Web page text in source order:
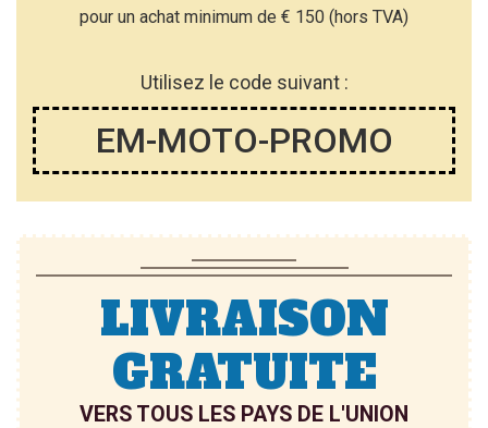
pour un achat minimum de € 150 (hors TVA)
Utilisez le code suivant :
EM-MOTO-PROMO
LIVRAISON
GRATUITE
VERS TOUS LES PAYS DE L'UNION